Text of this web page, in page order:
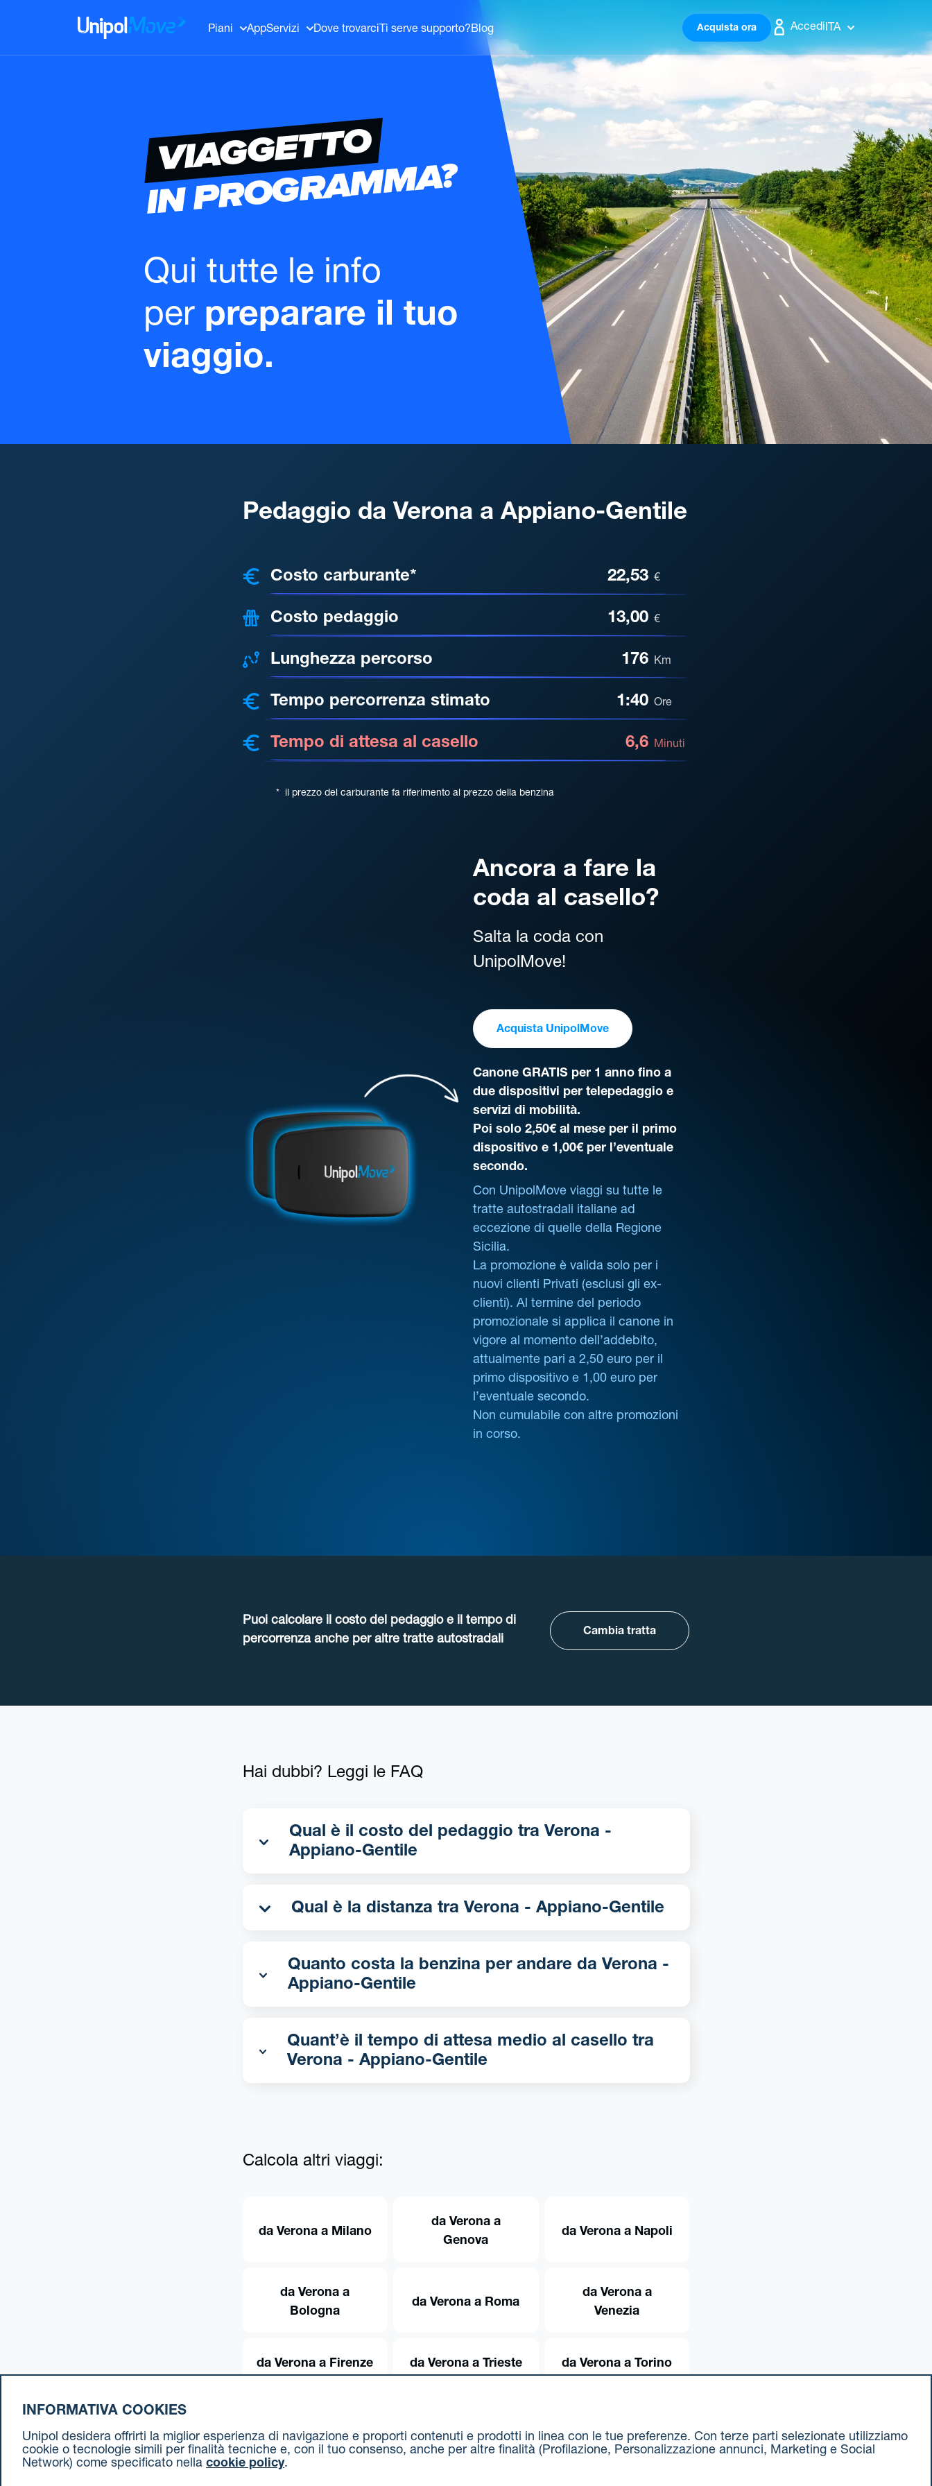
UnipolMove Piani AppServizi Dove trovarci Ti serve supporto?Blog Acquista ora AccediITA
VIAGGETTO
IN PROGRAMMA?
Qui tutte le info
per preparare il tuo
viaggio.
Pedaggio da Verona a Appiano-Gentile
Costo carburante* 22,53 €
Costo pedaggio 13,00 €
Lunghezza percorso 176 Km
Tempo percorrenza stimato 1:40 Ore
Tempo di attesa al casello 6,6 Minuti
* il prezzo del carburante fa riferimento al prezzo della benzina
Ancora a fare la
coda al casello?
Salta la coda con
UnipolMove!
Acquista UnipolMove
Canone GRATIS per 1 anno fino a
due dispositivi per telepedaggio e
servizi di mobilità.
Poi solo 2,50€ al mese per il primo
dispositivo e 1,00€ per l’eventuale
secondo.
Con UnipolMove viaggi su tutte le
tratte autostradali italiane ad
eccezione di quelle della Regione
Sicilia.
La promozione è valida solo per i
nuovi clienti Privati (esclusi gli ex-
clienti). Al termine del periodo
promozionale si applica il canone in
vigore al momento dell’addebito,
attualmente pari a 2,50 euro per il
primo dispositivo e 1,00 euro per
l’eventuale secondo.
Non cumulabile con altre promozioni
in corso.
Puoi calcolare il costo del pedaggio e il tempo di
percorrenza anche per altre tratte autostradali
Cambia tratta
Hai dubbi? Leggi le FAQ
Qual è il costo del pedaggio tra Verona -
Appiano-Gentile
Qual è la distanza tra Verona - Appiano-Gentile
Quanto costa la benzina per andare da Verona -
Appiano-Gentile
Quant’è il tempo di attesa medio al casello tra
Verona - Appiano-Gentile
Calcola altri viaggi:
da Verona a Milano
da Verona a
Genova
da Verona a Napoli
da Verona a
Bologna
da Verona a Roma
da Verona a
Venezia
da Verona a Firenze da Verona a Trieste da Verona a Torino
INFORMATIVA COOKIES
Unipol desidera offrirti la miglior esperienza di navigazione e proporti contenuti e prodotti in linea con le tue preferenze. Con terze parti selezionate utilizziamo
cookie o tecnologie simili per finalità tecniche e, con il tuo consenso, anche per altre finalità (Profilazione, Personalizzazione annunci, Marketing e Social
Network) come specificato nella cookie policy.